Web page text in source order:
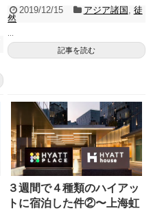
2019/12/15 アジア諸国
徒
然
記事を読む
３週間で４種類のハイアッ
トに宿泊した件②〜上海虹